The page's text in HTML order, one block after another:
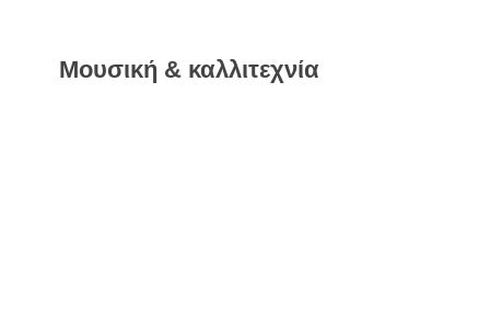
Μουσική & καλλιτεχνία